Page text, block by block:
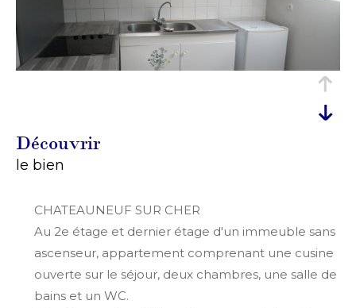
découvrir
le bien
CHATEAUNEUF SUR CHER
Au 2e étage et dernier étage d'un immeuble sans
ascenseur, appartement comprenant une cusine
ouverte sur le séjour, deux chambres, une salle de
bains et un WC.